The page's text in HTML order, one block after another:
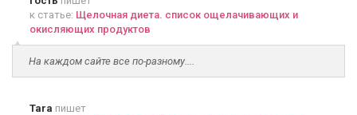
к статье: Щелочная диета. список ощелачивающих и
окисляющих продуктов
На каждом сайте все по-разному....
Tara пишет